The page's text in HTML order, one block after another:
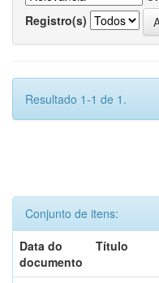
Registro(s)
Resultado 1-1 de 1.
Conjunto de itens:
Data do
documento
Título